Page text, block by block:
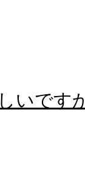
いです